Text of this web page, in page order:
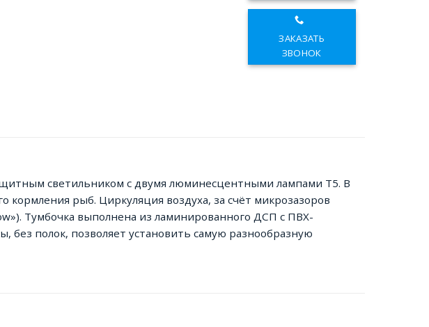
ЗАКАЗАТЬ
ЗВОНОК
светильником с двумя люминесцентными лампами Т5. В
кормления рыб. Циркуляция воздуха, за счёт микрозазоров
Тумбочка выполнена из ламинированного ДСП с ПВХ-
полок, позволяет установить самую разнообразную